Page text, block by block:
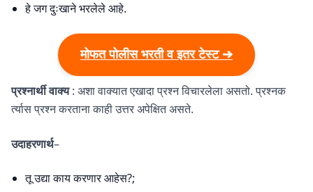
हे जग दुःखाने भरलेले आहे.
मोफत पोलीस भरती व इतर टेस्ट ➔
प्रश्नार्थी वाक्य: अशा वाक्यात एखादा प्रश्न विचारलेला असतो. प्रश्नक
र्त्यास प्रश्न करताना काही उत्तर अपेक्षित असते.
उदाहरणार्थ–
तू उद्या काय करणार आहेस?;